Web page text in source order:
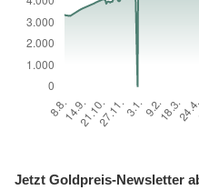
Jetzt Goldpreis-Newsletter